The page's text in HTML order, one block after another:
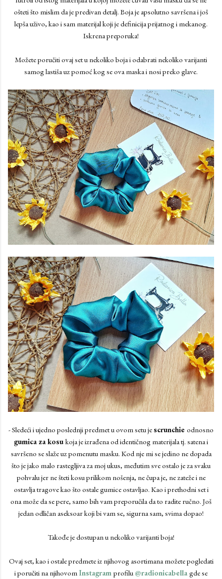
ošteti što mislim da je predivan detalj. Boja je apsolutno savršena i još
lepša uživo, kao i sam materijal koji je definicija prijatnog i mekanog.
Iskrena preporuka!
Možete poručiti ovaj set u nekoliko boja i odabrati nekoliko varijanti
samog lastiša uz pomoć kog se ova maska i nosi preko glave.
- Sledeći i ujedno poslednji predmet u ovom setu jescrunchie odnosno
gumica za kosu koja je izrađena od identičnog materijala tj. satena i
savršeno se slaže uz pomenutu masku. Kod nje mi se jedino ne dopada
što je jako malo rastegljiva za moj ukus, međutim sve ostalo je za svaku
pohvalu jer ne šteti kosu prilikom nošenja, ne čupa je, ne zateže i ne
ostavlja tragove kao što ostale gumice ostavljao. Kao i prethodni set i
ona može da se pere, samo bih vam preporučila da to radite ručno. Još
jedan odličan aseksoar koji bi vam se, sigurna sam, svima dopao!
Takođe je dostupan u nekoliko varijanti boja!
Ovaj set, kao i ostale predmete iz njihovog asortimana možete pogledati
i poručiti na njihovom Instagram profilu @radionicabella gde se